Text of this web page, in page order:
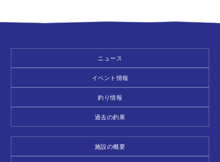
ニュース
イベント情報
釣り情報
過去の釣果
施設の概要